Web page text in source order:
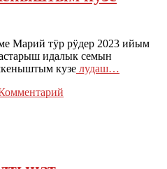
Марий тӱр рӱдер 2023 ийым
идалык семын
кузе лудаш…